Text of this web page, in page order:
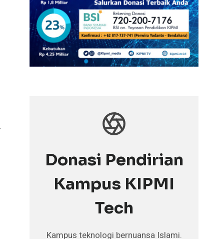
Donasi Pendirian
Kampus KIPMI
Tech
Kampus teknologi bernuansa Islami.